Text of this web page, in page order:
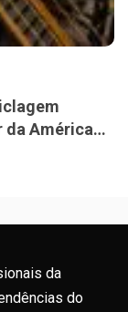
da América
da
do